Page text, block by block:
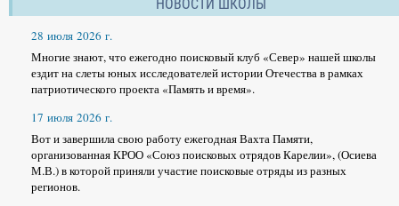
НОВОСТИ ШКОЛЫ
28 июля 2026 г.
Многие знают, что ежегодно поисковый клуб «Север» нашей школы
ездит на слеты юных исследователей истории Отечества в рамках
патриотического проекта «Память и время».
17 июля 2026 г.
Вот и завершила свою работу ежегодная Вахта Памяти,
организованная КРОО «Союз поисковых отрядов Карелии», (Осиева
М.В.) в которой приняли участие поисковые отряды из разных
регионов.